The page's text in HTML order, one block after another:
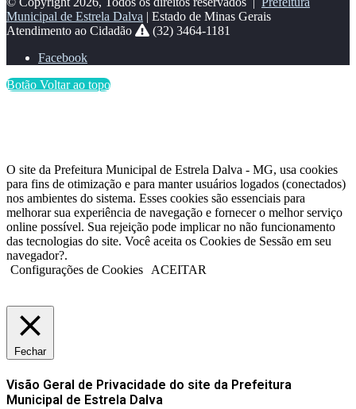
Municipal de Estrela Dalva | Estado de Minas Gerais
Atendimento ao Cidadão
(32) 3464-1181
Facebook
Botão Voltar ao topo
O site da Prefeitura Municipal de Estrela Dalva - MG, usa cookies
para fins de otimização e para manter usuários logados (conectados)
nos ambientes do sistema. Esses cookies são essenciais para
melhorar sua experiência de navegação e fornecer o melhor serviço
online possível. Sua rejeição pode implicar no não funcionamento
das tecnologias do site. Você aceita os Cookies de Sessão em seu
navegador?.
Configurações de Cookies
ACEITAR
Fechar
Visão Geral de Privacidade do site da Prefeitura
Municipal de Estrela Dalva